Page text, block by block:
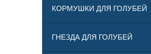
КОРМУШКИ ДЛЯ ГОЛУБЕЙ
ГНЕЗДА ДЛЯ ГОЛУБЕЙ